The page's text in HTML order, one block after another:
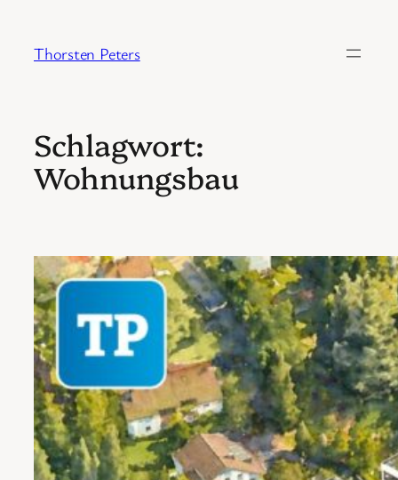
springen
Thorsten Peters
Schlagwort:
Wohnungsbau